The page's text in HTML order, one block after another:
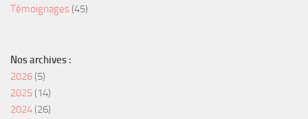
Témoignages (45)
Nos archives :
2026 (5)
2025 (14)
2024 (26)